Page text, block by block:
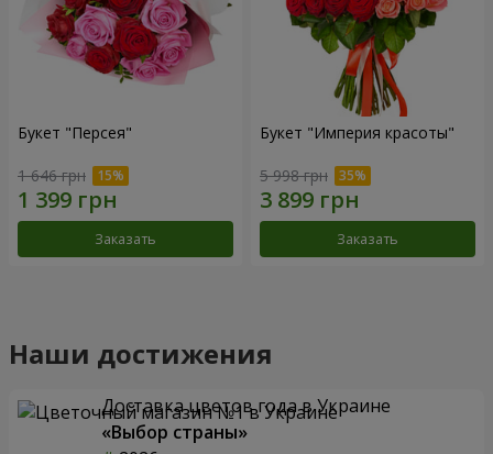
Букет "Персея"
1 646 грн
Заказать
Букет "Империя красоты"
5 998 грн
Заказать
Наши достижения
Доставка цветов года в Украине
«Выбор страны»